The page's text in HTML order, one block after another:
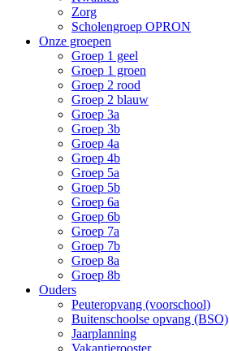
Zorg
Scholengroep OPRON
Onze groepen
Groep 1 geel
Groep 1 groen
Groep 2 rood
Groep 2 blauw
Groep 3a
Groep 3b
Groep 4a
Groep 4b
Groep 5a
Groep 5b
Groep 6a
Groep 6b
Groep 7a
Groep 7b
Groep 8a
Groep 8b
Ouders
Peuteropvang (voorschool)
Buitenschoolse opvang (BSO)
Jaarplanning
Vakantierooster